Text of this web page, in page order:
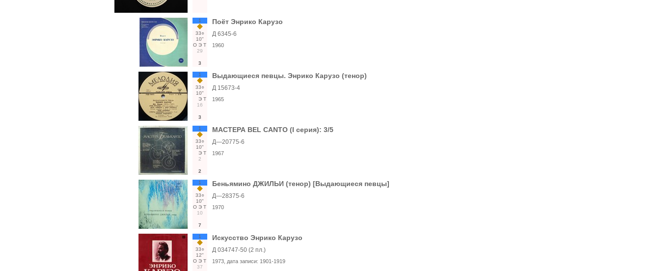
1
33○
10"
О Э Т
29
3
Поёт Энрико Карузо
Д 6345-6
1960
1
33○
10"
Э Т
16
3
Выдающиеся певцы. Энрико Карузо (тенор)
Д 15673-4
1965
1
33○
10"
Э Т
2
2
МАСТЕРА BEL CANTO (I серия): 3/5
Д—20775-6
1967
1
33○
10"
О Э Т
10
7
Беньямино ДЖИЛЬИ (тенор) [Выдающиеся певцы]
Д—28375-6
1970
1
33○
12"
О Э Т
37
Искусство Энрико Карузо
Д 034747-50 (2 пл.)
1973 , дата записи: 1901-1919